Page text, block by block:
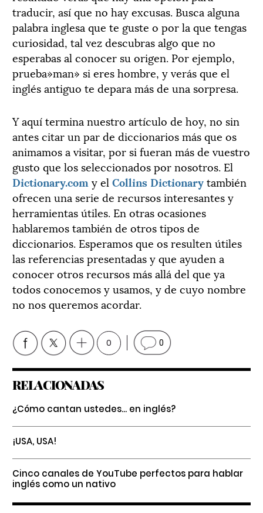
traducir, así que no hay excusas. Busca alguna
palabra inglesa que te guste o por la que tengas
curiosidad, tal vez descubras algo que no
esperabas al conocer su origen. Por ejemplo,
prueba»man» si eres hombre, y verás que el
inglés antiguo te depara más de una sorpresa.
Y aquí termina nuestro artículo de hoy, no sin
antes citar un par de diccionarios más que os
animamos a visitar, por si fueran más de vuestro
gusto que los seleccionados por nosotros. El
Dictionary.com y el Collins Dictionarytambién
ofrecen una serie de recursos interesantes y
herramientas útiles. En otras ocasiones
hablaremos también de otros tipos de
diccionarios. Esperamos que os resulten útiles
las referencias presentadas y que ayuden a
conocer otros recursos más allá del que ya
todos conocemos y usamos, y de cuyo nombre
no nos queremos acordar.
0 0
RELACIONADAS
¿Cómo cantan ustedes... en inglés?
¡USA, USA!
Cinco canales de YouTube perfectos para hablar
inglés como un nativo